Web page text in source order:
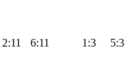
2:11 6:11 1:3
5:3